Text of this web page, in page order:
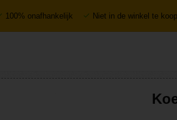
100% onafhankelijk Niet in de winkel te koop